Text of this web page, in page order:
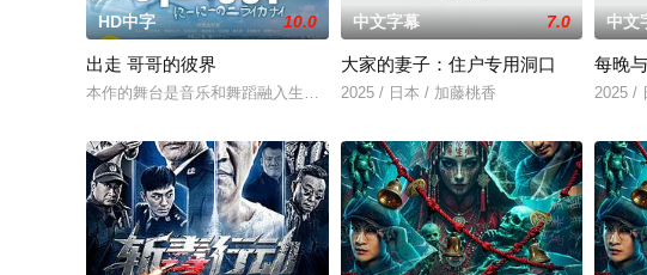
HD中字 10.0
出走 哥哥的彼界
本作的舞台是音乐和舞蹈融入生活的冲绳。与母亲朱音、妹妹舞一起生活的照屋
中文字幕 7.0
大家的妻子：住户专用洞口
2025 / 日本 / 加藤桃香
中文
每晚
2025 /